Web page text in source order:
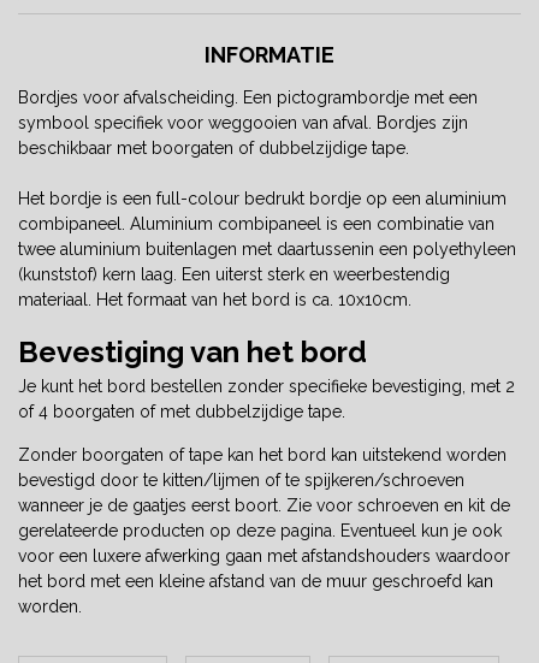
INFORMATIE
Bordjes voor afvalscheiding. Een pictogrambordje met een
symbool specifiek voor weggooien van afval. Bordjes zijn
beschikbaar met boorgaten of dubbelzijdige tape.
Het bordje is een full-colour bedrukt bordje op een aluminium
combipaneel. Aluminium combipaneel is een combinatie van
twee aluminium buitenlagen met daartussenin een polyethyleen
(kunststof) kern laag. Een uiterst sterk en weerbestendig
materiaal. Het formaat van het bord is ca. 10x10cm.
Bevestiging van het bord
Je kunt het bord bestellen zonder specifieke bevestiging, met 2
of 4 boorgaten of met dubbelzijdige tape.
Zonder boorgaten of tape kan het bord kan uitstekend worden
bevestigd door te kitten/lijmen of te spijkeren/schroeven
wanneer je de gaatjes eerst boort. Zie voor schroeven en kit de
gerelateerde producten op deze pagina. Eventueel kun je ook
voor een luxere afwerking gaan met afstandshouders waardoor
het bord met een kleine afstand van de muur geschroefd kan
worden.